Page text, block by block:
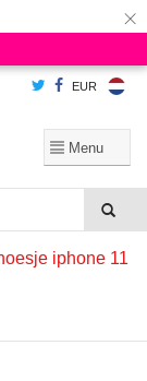
×
EUR
iphone 11
dat akkoord?
Ja